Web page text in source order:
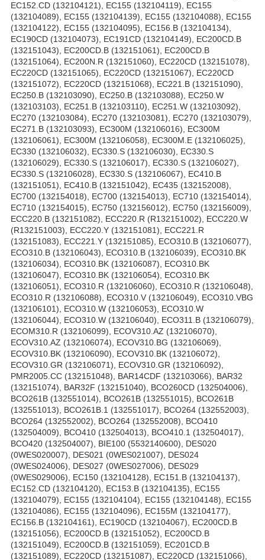
EC152.CD (132104121), EC155 (132104119), EC155
(132104089), EC155 (132104139), EC155 (132104088), EC155
(132104122), EC155 (132104095), EC156.B (132104134),
EC190CD (132104073), EC191CD (132104149), EC200CD.B
(132151043), EC200CD.B (132151061), EC200CD.B
(132151064), EC200N.R (132151060), EC220CD (132151078),
EC220CD (132151065), EC220CD (132151067), EC220CD
(132151072), EC220CD (132151068), EC221.B (132151090),
EC250.B (132103090), EC250.B (132103088), EC250.W
(132103103), EC251.B (132103110), EC251.W (132103092),
EC270 (132103084), EC270 (132103081), EC270 (132103079),
EC271.B (132103093), EC300M (132106016), EC300M
(132106061), EC300M (132106058), EC300M.E (132106025),
EC330 (132106032), EC330.S (132106030), EC330.S
(132106029), EC330.S (132106017), EC330.S (132106027),
EC330.S (132106028), EC330.S (132106067), EC410.B
(132151051), EC410.B (132151042), EC435 (132152008),
EC700 (132154018), EC700 (132154013), EC710 (132154014),
EC710 (132154015), EC750 (132156012), EC750 (132156009),
ECC220.B (132151082), ECC220.R (R132151002), ECC220.W
(R132151003), ECC220.Y (132151081), ECC221.R
(132151083), ECC221.Y (132151085), ECO310.B (132106077),
ECO310.B (132106043), ECO310.B (132106039), ECO310.BK
(132106034), ECO310.BK (132106087), ECO310.BK
(132106047), ECO310.BK (132106054), ECO310.BK
(132106051), ECO310.R (132106060), ECO310.R (132106048),
ECO310.R (132106088), ECO310.V (132106049), ECO310.VBG
(132106101), ECO310.W (132106053), ECO310.W
(132106044), ECO310.W (132106040), ECO311.B (132106079),
ECOM310.R (132106099), ECOV310.AZ (132106070),
ECOV310.AZ (132106074), ECOV310.BG (132106069),
ECOV310.BK (132106090), ECOV310.BK (132106072),
ECOV310.GR (132106071), ECOV310.GR (132106092),
PMR2005.CC (132151048), BAR14CDF (132103066), BAR32
(132151074), BAR32F (132151040), BCO260CD (132504006),
BCO261B (132551014), BCO261B (132551015), BCO261B
(132551013), BCO261B.1 (132551017), BCO264 (132552003),
BCO264 (132552002), BCO264 (132552008), BCO410
(132504009), BCO410 (132504013), BCO410.1 (132504017),
BCO420 (132504007), BIE100 (5532140600), DES020
(0WES020007), DES021 (0WES021007), DES024
(0WES024006), DES027 (0WES027006), DES029
(0WES029006), EC150 (132104128), EC151.B (132104137),
EC152.CD (132104120), EC153.B (132104135), EC155
(132104079), EC155 (132104104), EC155 (132104148), EC155
(132104086), EC155 (132104096), EC155M (132104177),
EC156.B (132104161), EC190CD (132104067), EC200CD.B
(132151056), EC200CD.B (132151052), EC200CD.B
(132151049), EC200CD.B (132151059), EC201CD.B
(132151089), EC220CD (132151087), EC220CD (132151066),